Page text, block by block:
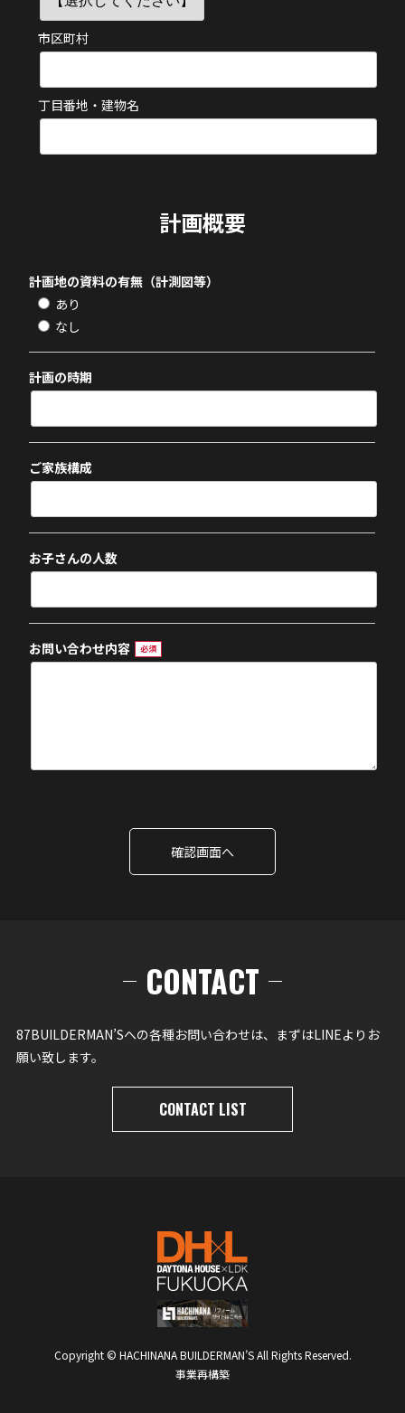
市区町村
丁目番地・建物名
計画概要
計画地の資料の有無（計測図等）
あり
なし
計画の時期
ご家族構成
お子さんの人数
お問い合わせ内容 必須
確認画面へ
CONTACT
87BUILDERMAN’Sへの各種お問い合わせは、まずはLINEよりお
願い致します。
CONTACT LIST
Copyright © HACHINANA BUILDERMAN’S All Rights Reserved.
事業再構築